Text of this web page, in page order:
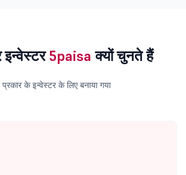
5paisa क्यों चुनते हैं
प्रकार के इन्वेस्टर के लिए बनाया गया